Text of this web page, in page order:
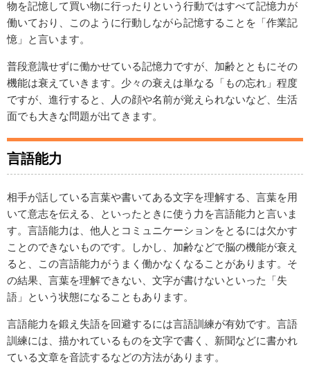
物を記憶して買い物に行ったりという行動ではすべて記憶力が
働いており、このように行動しながら記憶することを「作業記
憶」と言います。
普段意識せずに働かせている記憶力ですが、加齢とともにその
機能は衰えていきます。少々の衰えは単なる「もの忘れ」程度
ですが、進行すると、人の顔や名前が覚えられないなど、生活
面でも大きな問題が出てきます。
言語能力
相手が話している言葉や書いてある文字を理解する、言葉を用
いて意志を伝える、といったときに使う力を言語能力と言いま
す。言語能力は、他人とコミュニケーションをとるには欠かす
ことのできないものです。しかし、加齢などで脳の機能が衰え
ると、この言語能力がうまく働かなくなることがあります。そ
の結果、言葉を理解できない、文字が書けないといった「失
語」という状態になることもあります。
言語能力を鍛え失語を回避するには言語訓練が有効です。言語
訓練には、描かれているものを文字で書く、新聞などに書かれ
ている文章を音読するなどの方法があります。